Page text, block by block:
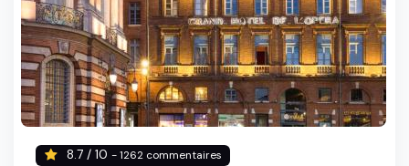
8.7 / 10 - 1262 commentaires